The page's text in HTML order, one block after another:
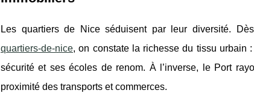
Les quartiers de Nice séduisent par leur diversité.
quartiers-de-nice, on constate la richesse du tissu urbain
sécurité et ses écoles de renom. À l’inverse, le Port
proximité des transports et commerces.